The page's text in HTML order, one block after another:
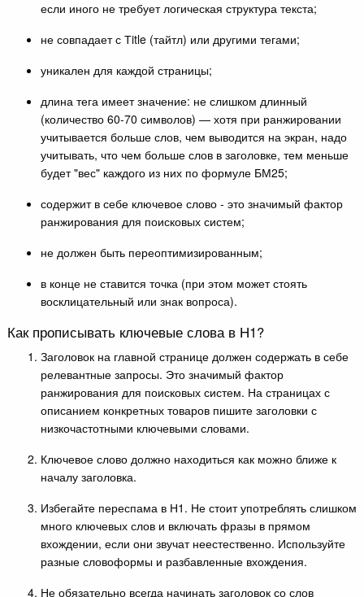
если иного не требует логическая структура текста;
не совпадает с Тitle (тайтл) или другими тегами;
уникален для каждой страницы;
длина тега имеет значение: не слишком длинный
(количество 60-70 символов) — хотя при ранжировании
учитывается больше слов, чем выводится на экран, надо
учитывать, что чем больше слов в заголовке, тем меньше
будет "вес" каждого из них по формуле БМ25;
содержит в себе ключевое слово - это значимый фактор
ранжирования для поисковых систем;
не должен быть переоптимизированным;
в конце не ставится точка (при этом может стоять
восклицательный или знак вопроса).
Как прописывать ключевые слова в Н1?
Заголовок на главной странице должен содержать в себе
релевантные запросы. Это значимый фактор
ранжирования для поисковых систем. На страницах с
описанием конкретных товаров пишите заголовки с
низкочастотными ключевыми словами.
Ключевое слово должно находиться как можно ближе к
началу заголовка.
Избегайте переспама в Н1. Не стоит употреблять слишком
много ключевых слов и включать фразы в прямом
вхождении, если они звучат неестественно. Используйте
разные словоформы и разбавленные вхождения.
Не обязательно всегда начинать заголовок со слов